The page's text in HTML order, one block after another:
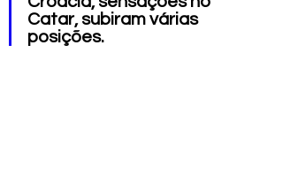
Catar, subiram várias
posições.